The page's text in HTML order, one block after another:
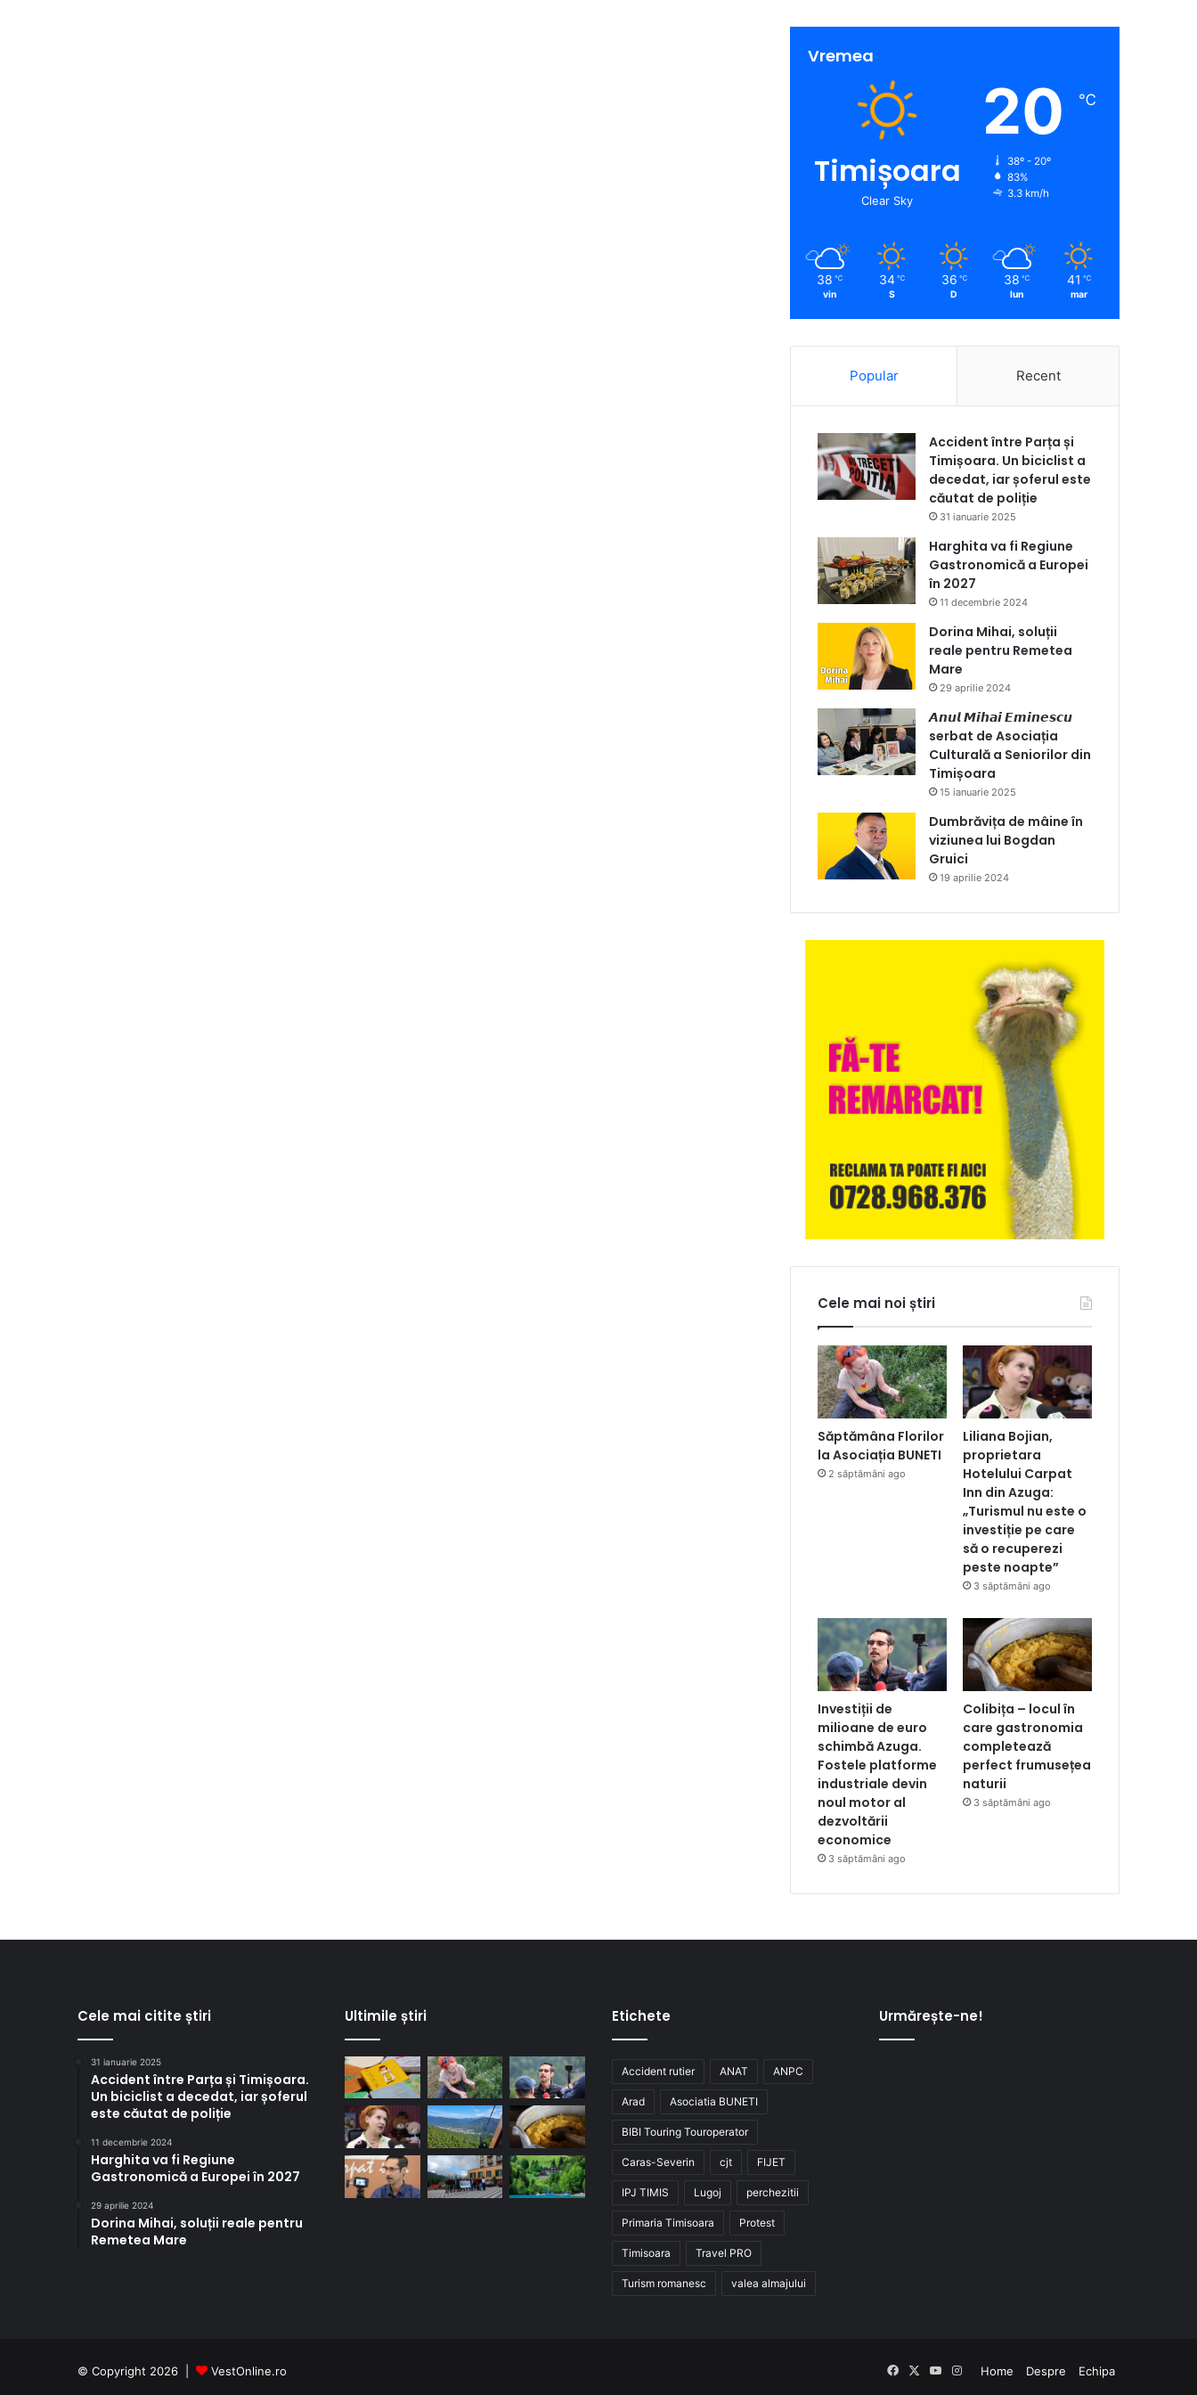
Vremea
Timișoara
Clear Sky
20 ℃
38º - 20º
83%
3.3 km/h
38 ℃
vin
34 ℃
S
36 ℃
D
38 ℃
lun
41 ℃
mar
Popular Recent
Accident între Parța și
Timișoara. Un biciclist a
decedat, iar șoferul este
căutat de poliție
31 ianuarie 2025
Harghita va fi Regiune
Gastronomică a Europei
în 2027
11 decembrie 2024
Dorina Mihai, soluții
reale pentru Remetea
Mare
29 aprilie 2024
𝘼𝙣𝙪𝙡 𝙈𝙞𝙝𝙖𝙞 𝙀𝙢𝙞𝙣𝙚𝙨𝙘𝙪
serbat de Asociația
Culturală a Seniorilor din
Timișoara
15 ianuarie 2025
Dumbrăvița de mâine în
viziunea lui Bogdan
Gruici
19 aprilie 2024
Cele mai noi știri
Săptămâna Florilor
la Asociația BUNETI
2 săptămâni ago
Liliana Bojian,
proprietara
Hotelului Carpat
Inn din Azuga:
„Turismul nu este o
investiție pe care
să o recuperezi
peste noapte”
3 săptămâni ago
Investiții de
milioane de euro
schimbă Azuga.
Fostele platforme
industriale devin
noul motor al
dezvoltării
economice
3 săptămâni ago
Colibița – locul în
care gastronomia
completează
perfect frumusețea
naturii
3 săptămâni ago
Cele mai citite știri
31 ianuarie 2025
Accident între Parța și Timișoara.
Un biciclist a decedat, iar șoferul
este căutat de poliție
11 decembrie 2024
Harghita va fi Regiune
Gastronomică a Europei în 2027
29 aprilie 2024
Dorina Mihai, soluții reale pentru
Remetea Mare
Ultimile știri Etichete
Accident rutier ANAT ANPC
Arad Asociatia BUNETI
BIBI Touring Touroperator
Caras-Severin cjt FIJET
IPJ TIMIS Lugoj perchezitii
Primaria Timisoara Protest
Timisoara Travel PRO
Turism romanesc valea almajului
Urmărește-ne!
© Copyright 2026 | VestOnline.ro Home Despre Echipa
FacebookYouTube
Instagram